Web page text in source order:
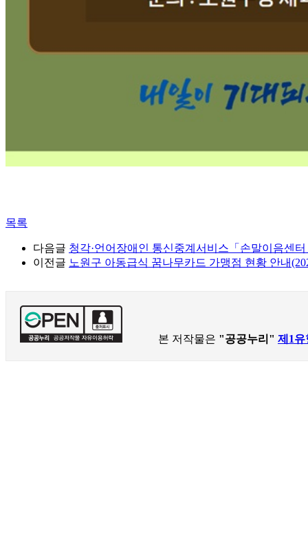
목록
다음글 청각·언어장애인 통신중계서비스「손말이음센
이전글 노원구 아동급식 꿈나무카드 가맹점 현황 안내
본 저작물은 "공공누리" 제1